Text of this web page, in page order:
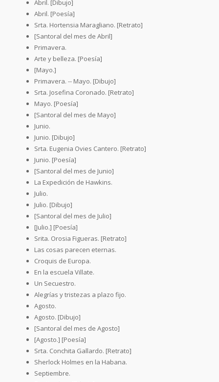
Abril. [Dibujo]
Abril. [Poesía]
Srta. Hortensia Maragliano. [Retrato]
[Santoral del mes de Abril]
Primavera.
Arte y belleza. [Poesía]
[Mayo.]
Primavera. -- Mayo. [Dibujo]
Srta. Josefina Coronado. [Retrato]
Mayo. [Poesía]
[Santoral del mes de Mayo]
Junio.
Junio. [Dibujo]
Srta. Eugenia Ovies Cantero. [Retrato]
Junio. [Poesía]
[Santoral del mes de Junio]
La Expedición de Hawkins.
Julio.
Julio. [Dibujo]
[Santoral del mes de Julio]
[Julio.] [Poesía]
Srita. Orosia Figueras. [Retrato]
Las cosas parecen eternas.
Croquis de Europa.
En la escuela Villate.
Un Secuestro.
Alegrías y tristezas a plazo fijo.
Agosto.
Agosto. [Dibujo]
[Santoral del mes de Agosto]
[Agosto.] [Poesía]
Srta. Conchita Gallardo. [Retrato]
Sherlock Holmes en la Habana.
Septiembre.